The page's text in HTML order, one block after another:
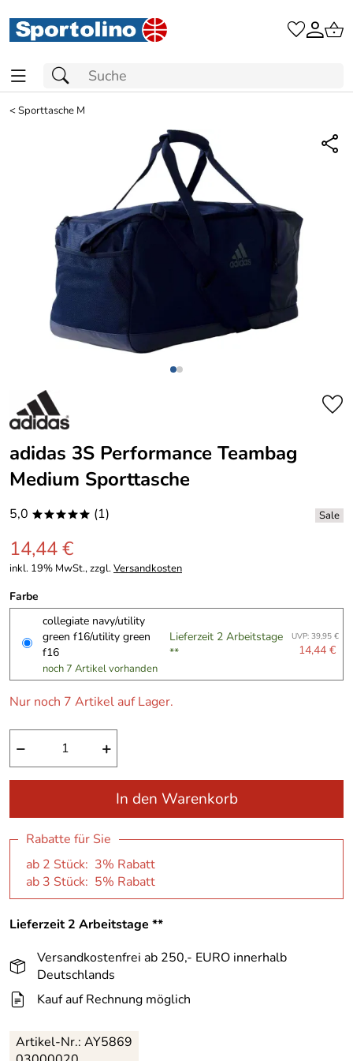
<Sporttasche M
adidas 3S Performance Teambag
Medium Sporttasche
5,0 ***** (1)
14,44 €
inkl. 19% MwSt., zzgl.Versandkosten
Farbe
collegiate navy/utility
green f16/utility green
f16
noch 7 Artikel vorhanden
Lieferzeit 2 Arbeitstage
**
UVP: 39,95 €
14,44 €
Nur noch 7 Artikel auf Lager.
− +
In den Warenkorb
Rabatte für Sie
ab 2 Stück: 3% Rabatt
ab 3 Stück: 5% Rabatt
Lieferzeit 2 Arbeitstage **
Versandkostenfrei ab 250,- EURO innerhalb
Deutschlands
Kauf auf Rechnung möglich
Artikel-Nr.: AY5869